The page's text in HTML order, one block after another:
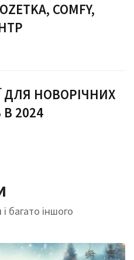
COMFY,
ДЛЯ НОВОРІЧНИХ
2024
багато іншого